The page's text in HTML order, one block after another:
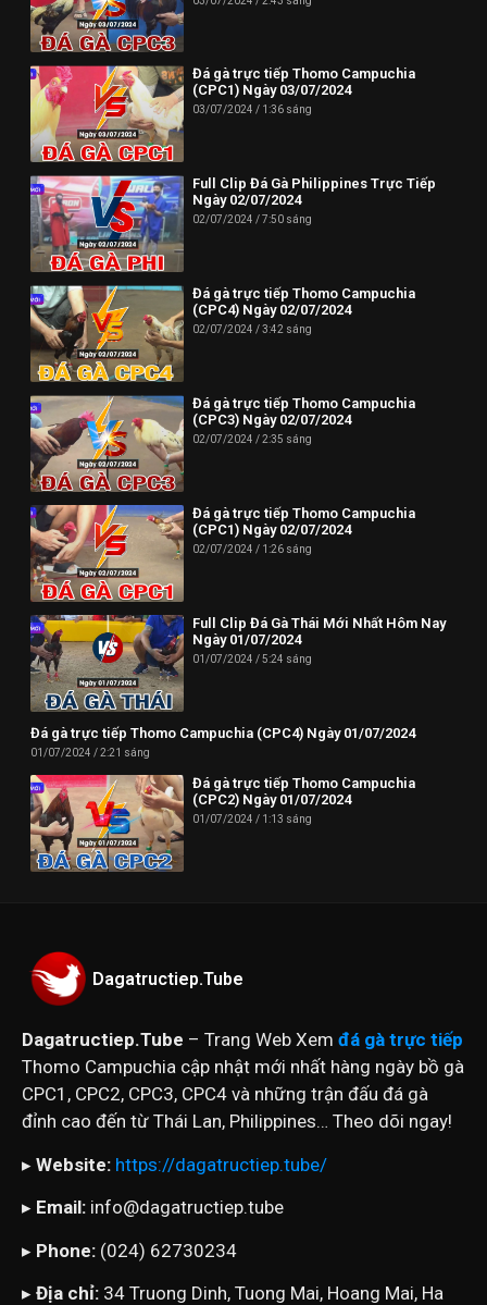
Đá gà trực tiếp Thomo Campuchia
(CPC1) Ngày 03/07/2024
03/07/2024 1:36 sáng
Full Clip Đá Gà Philippines Trực Tiếp
Ngày 02/07/2024
02/07/2024 7:50 sáng
Đá gà trực tiếp Thomo Campuchia
(CPC4) Ngày 02/07/2024
02/07/2024 3:42 sáng
Đá gà trực tiếp Thomo Campuchia
(CPC3) Ngày 02/07/2024
02/07/2024 2:35 sáng
Đá gà trực tiếp Thomo Campuchia
(CPC1) Ngày 02/07/2024
02/07/2024 1:26 sáng
Full Clip Đá Gà Thái Mới Nhất Hôm Nay
Ngày 01/07/2024
01/07/2024 5:24 sáng
Đá gà trực tiếp Thomo Campuchia (CPC4) Ngày 01/07/2024
01/07/2024 2:21 sáng
Đá gà trực tiếp Thomo Campuchia
(CPC2) Ngày 01/07/2024
01/07/2024 1:13 sáng
Dagatructiep.Tube
Dagatructiep.Tube – Trang Web Xem đá gà trực tiếp
Thomo Campuchia cập nhật mới nhất hàng ngày bồ gà
CPC1, CPC2, CPC3, CPC4 và những trận đấu đá gà
đỉnh cao đến từ Thái Lan, Philippines… Theo dõi ngay!
▸ Website: https://dagatructiep.tube/
▸ Email: info@dagatructiep.tube
▸ Phone: (024) 62730234
▸ Địa chỉ: 34 Truong Dinh, Tuong Mai, Hoang Mai, Ha